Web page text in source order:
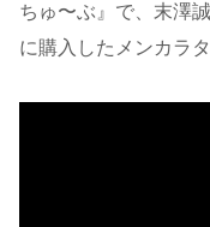
ちゅ〜ぶ』で、末澤
に購入したメンカラ